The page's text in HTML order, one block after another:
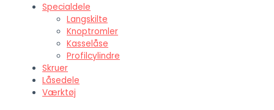
Specialdele
Langskilte
Knoptromler
Kasselåse
Profilcylindre
Skruer
Låsedele
Værktøj